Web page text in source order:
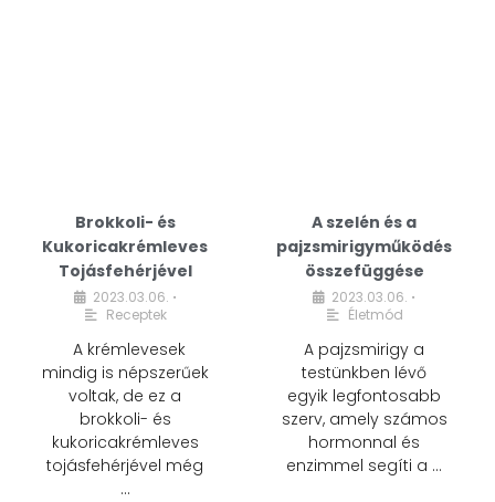
Brokkoli- és
Kukoricakrémleves
Tojásfehérjével
2023.03.06. •
Receptek
A krémlevesek
mindig is népszerűek
voltak, de ez a
brokkoli- és
kukoricakrémleves
tojásfehérjével még
…
A szelén és a
pajzsmirigyműködés
összefüggése
2023.03.06. •
Életmód
A pajzsmirigy a
testünkben lévő
egyik legfontosabb
szerv, amely számos
hormonnal és
enzimmel segíti a …